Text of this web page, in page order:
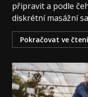
připravit a podle
diskrétní masážní
Pokračovat ve čtení